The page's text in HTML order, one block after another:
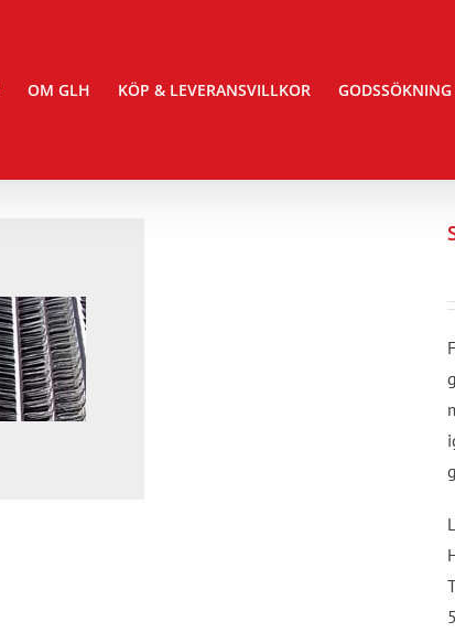
OM GLH KÖP & LEVERANSVILLKOR GODSSÖKNING